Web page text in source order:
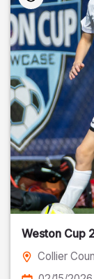
Weston Cup
Collier